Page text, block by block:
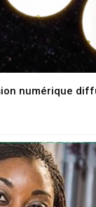
numérique